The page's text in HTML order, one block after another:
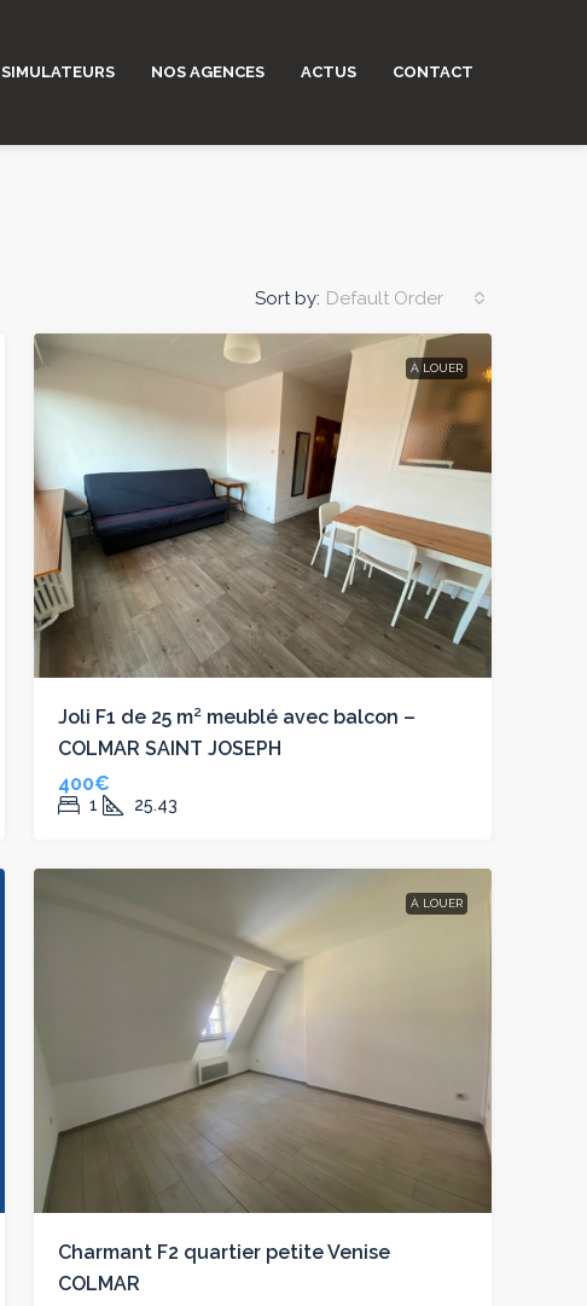
SIMULATEURS NOS AGENCES ACTUS CONTACT
Sort by: Default Order
À LOUER
Joli F1 de 25 m² meublé avec balcon –
COLMAR SAINT JOSEPH
400€
1 25.43
À LOUER
Charmant F2 quartier petite Venise
COLMAR